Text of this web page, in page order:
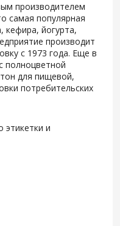
производителем
самая популярная
кефира, йогурта,
производит
с 1973 года. Еще в
полноцветной
для пищевой,
потребительских
этикетки и